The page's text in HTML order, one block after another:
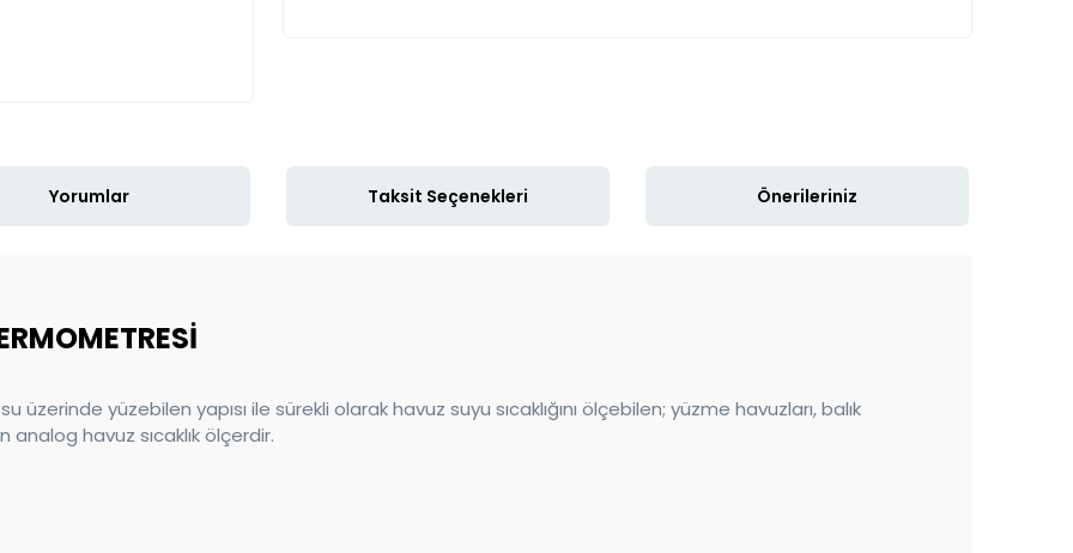
Yorumlar Taksit Seçenekleri Önerileriniz
yüzebilen yapısı ile sürekli olarak havuz suyu sıcaklığını ölçebilen; yüzme havuzları, balık
analog havuz sıcaklık ölçerdir.